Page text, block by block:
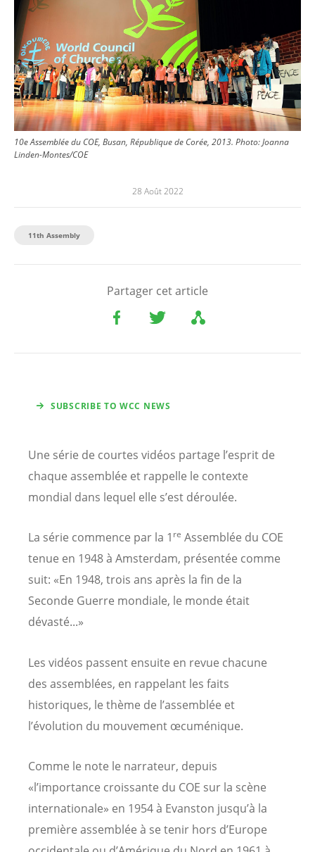
10e Assemblée du COE, Busan, République de Corée, 2013. Photo:Joanna
Linden-Montes/COE
28 Août 2022
11th Assembly
Partager cet article
SUBSCRIBE TO WCC NEWS
Une série de courtes vidéos partage l’esprit de
chaque assemblée et rappelle le contexte
mondial dans lequel elle s’est déroulée.
La série commence par la 1 re Assemblée du COE
tenue en 1948 à Amsterdam, présentée comme
suit: «En 1948, trois ans après la fin de la
Seconde Guerre mondiale, le monde était
dévasté...»
Les vidéos passent ensuite en revue chacune
des assemblées, en rappelant les faits
historiques, le thème de l’assemblée et
l’évolution du mouvement œcuménique.
Comme le note le narrateur, depuis
«l’importance croissante du COE sur la scène
internationale» en 1954 à Evanston jusqu’à la
première assemblée à se tenir hors d’Europe